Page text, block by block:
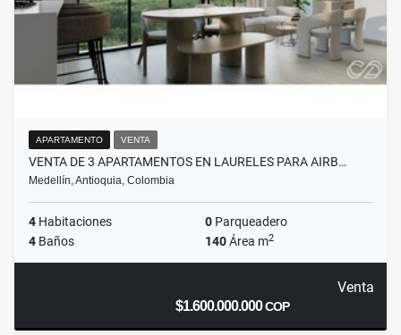
APARTAMENTO VENTA
VENTA DE 3 APARTAMENTOS EN LAURELES PARA AIRB…
Medellín, Antioquia, Colombia
4 Habitaciones 0 Parqueadero
4 Baños 140Área m2
Venta
$1.600.000.000COP